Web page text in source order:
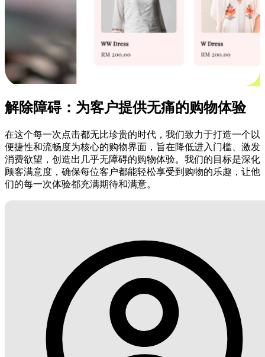
解除障碍：为客户提供无痛的购物体验
在这个每一次点击都无比珍贵的时代，我们致力于打造一个以
便捷性和流畅度为核心的购物界面，旨在降低进入门槛、激发
消费欲望，创造出几乎无障碍的购物体验。我们的目标是深化
顾客满意度，确保每位客户都能轻松享受到购物的乐趣，让他
们的每一次体验都充满期待和满意。